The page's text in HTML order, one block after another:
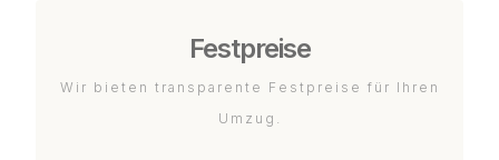
Festpreise
Wir bieten transparente Festpreise für Ihren
Umzug.